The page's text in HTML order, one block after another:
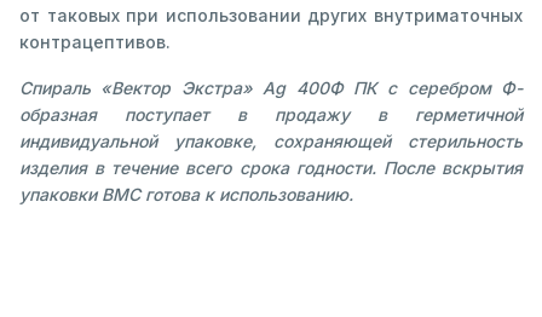
от таковых при использовании других внутриматочных
контрацептивов.
Спираль «Вектор Экстра» Ag 400Ф ПК с серебром Ф-
образная поступает в продажу в герметичной
индивидуальной упаковке, сохраняющей стерильность
изделия в течение всего срока годности. После вскрытия
упаковки ВМС готова к использованию.